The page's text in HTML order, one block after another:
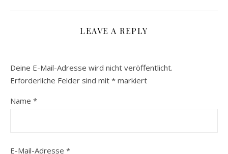
LEAVE A REPLY
Deine E-Mail-Adresse wird nicht veröffentlicht.
Erforderliche Felder sind mit * markiert
Name *
E-Mail-Adresse *